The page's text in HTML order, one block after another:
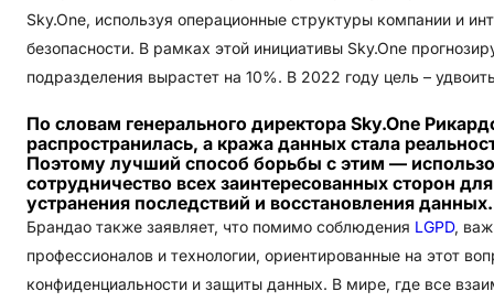
Sky.One, используя операционные структуры компании и
безопасности. В рамках этой инициативы Sky.One
подразделения вырастет на 10%. В 2022 году цель –
По словам генерального директора Sky.One
распространилась, а кража данных стала
Поэтому лучший способ борьбы с этим —
сотрудничество всех заинтересованных сторон
устранения последствий и восстановления данных.
Брандао также заявляет, что помимо соблюдения LGPD,
профессионалов и технологии, ориентированные на этот
конфиденциальности и защиты данных. В мире, где все